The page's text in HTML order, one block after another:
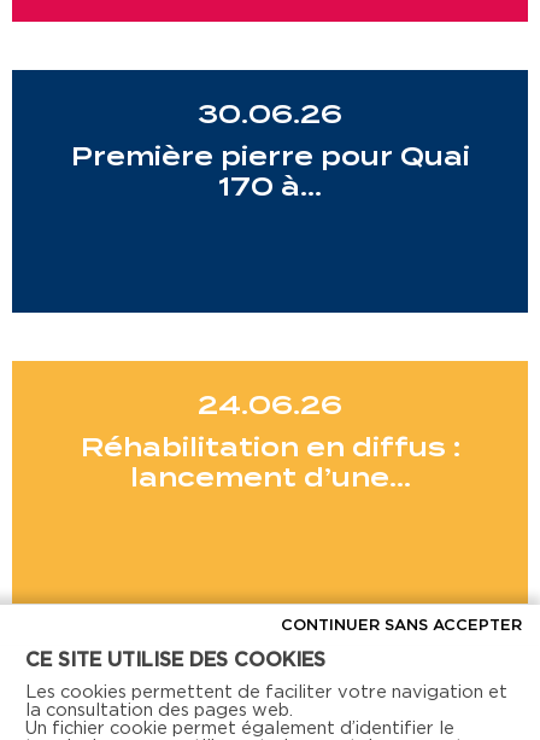
30.06.26
Première pierre pour Quai
170 à…
24.06.26
Réhabilitation en diffus :
lancement d’une…
Voir toutes les actus
CE SITE UTILISE DES COOKIES
Les cookies permettent de faciliter votre navigation et
la consultation des pages web.
Un fichier cookie permet également d’identifier le
CONTINUER SANS ACCEPTER